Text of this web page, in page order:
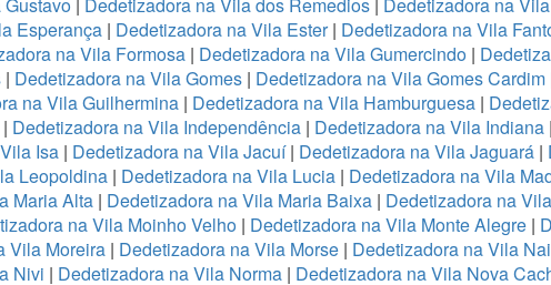
Esperança| Dedetizadora na Vila Ester| Dedetizadora na Vila
na Vila Formosa | Dedetizadora na Vila Gumercindo |
| Dedetizadora na Vila Gomes | Dedetizadora na Vila Gomes Cardim
na Vila Guilhermina| Dedetizadora na Vila Hamburguesa|
| Dedetizadora na Vila Independência | Dedetizadora na Vila Indiana |
Isa | Dedetizadora na Vila Jacuí| Dedetizadora na Vila Jaguará |
Leopoldina| Dedetizadora na Vila Lucia| Dedetizadora na Vila
Maria Alta| Dedetizadora na Vila Maria Baixa| Dedetizadora na
na Vila Moinho Velho| Dedetizadora na Vila Monte Alegre|
Vila Moreira| Dedetizadora na Vila Morse| Dedetizadora na Vila
Nivi | Dedetizadora na Vila Norma| Dedetizadora na Vila Nova